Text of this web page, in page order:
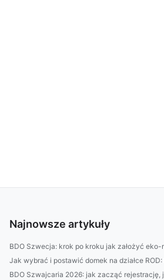
Najnowsze artykuły
BDO Szwecja: krok po kroku jak założyć eko-
Jak wybrać i postawić domek na działce
BDO Szwajcaria 2026: jak zacząć rejestrację,